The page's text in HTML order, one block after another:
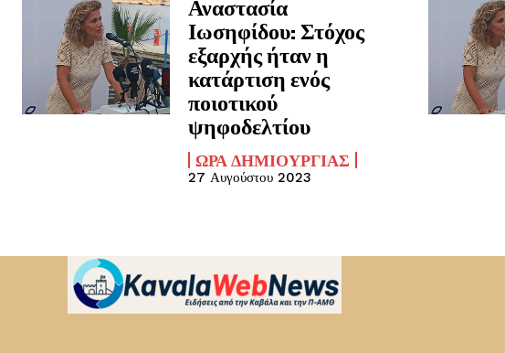
Αναστασία
Ιωσηφίδου: Στόχος
εξαρχής ήταν η
κατάρτιση ενός
ποιοτικού
ψηφοδελτίου
ΏΡΑ ΔΗΜΙΟΥΡΓΊΑΣ
27 Αυγούστου 2023